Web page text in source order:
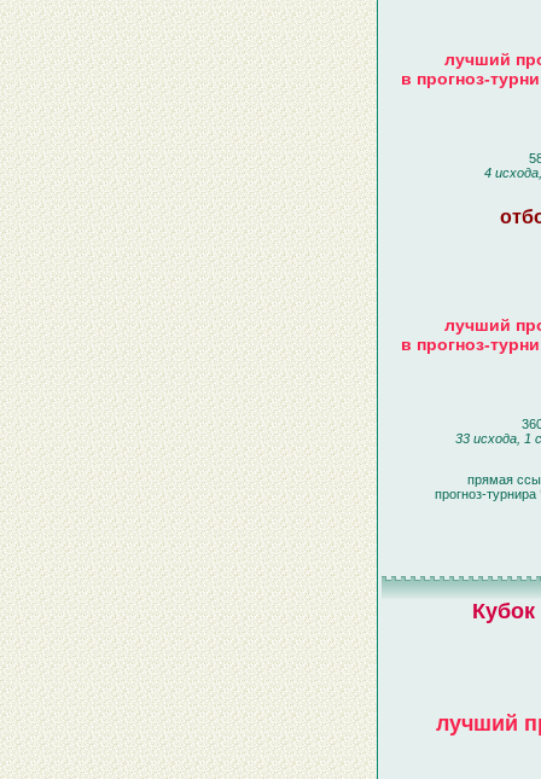
лучший
в прогноз-
4
лучший
в прогноз-
33 исхода, 1
прямая
прогноз-
лучший